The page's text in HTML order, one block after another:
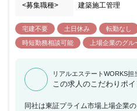
<募集職種> 建築施工管理
宅建不要 土日休み 転勤なし
時短勤務相談可能
上場企業のグル
リアルエステートWORKS担
この求人のこだわりポイ
同社は東証プライム市場上場企業